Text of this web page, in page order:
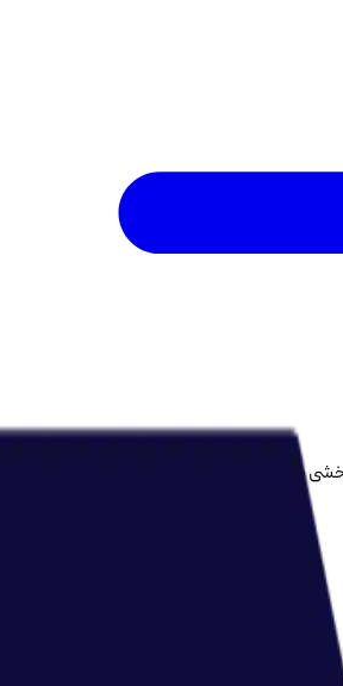
بگذارند و به جای بیشتر کار کردن درست کار